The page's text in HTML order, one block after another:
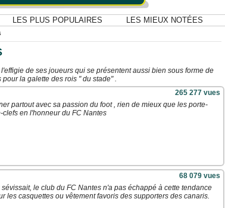
LES PLUS POPULAIRES LES MIEUX NOTÉES
de ses joueurs qui se présentent aussi bien sous forme de
la galette des rois " du stade" .
265 277 vues
partout avec sa passion du foot , rien de mieux que les porte-
en l'honneur du FC Nantes
68 079 vues
le club du FC Nantes n'a pas échappé à cette tendance
les casquettes ou vêtement favoris des supporters des canaris.